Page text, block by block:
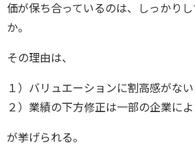
価が保ち合っているのは、しっかり
か。
その理由は、
１）バリュエーションに割高感がない
２）業績の下方修正は一部の企業に
が挙げられる。